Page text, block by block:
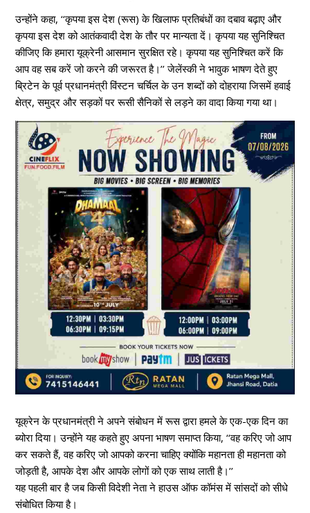
उन्होंने कहा, ‘‘कृपया इस देश (रूस) के खिलाफ प्रतिबंधों का दबाव बढ़ाए और
कृपया इस देश को आतंकवादी देश के तौर पर मान्यता दें। कृपया यह सुनिश्चित
कीजिए कि हमारा यूक्रेनी आसमान सुरक्षित रहे। कृपया यह सुनिश्चित करें कि
आप वह सब करें जो करने की जरूरत है।’’ जेलेंस्की ने भावुक भाषण देते हुए
ब्रिटेन के पूर्व प्रधानमंत्री विंस्टन चर्चिल के उन शब्दों को दोहराया जिसमें हवाई
क्षेत्र, समुद्र और सड़कों पर रूसी सैनिकों से लड़ने का वादा किया गया था।
यूक्रेन के प्रधानमंत्री ने अपने संबोधन में रूस द्वारा हमले के एक-एक दिन का
ब्योरा दिया। उन्होंने यह कहते हुए अपना भाषण समाप्त किया, ‘‘वह करिए जो आप
कर सकते हैं, वह करिए जो आपको करना चाहिए क्योंकि महानता ही महानता को
जोड़ती है, आपके देश और आपके लोगों को एक साथ लाती है।’’
यह पहली बार है जब किसी विदेशी नेता ने हाउस ऑफ कॉमंस में सांसदों को सीधे
संबोधित किया है।